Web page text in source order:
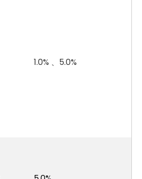
1.0% 、 5.0%